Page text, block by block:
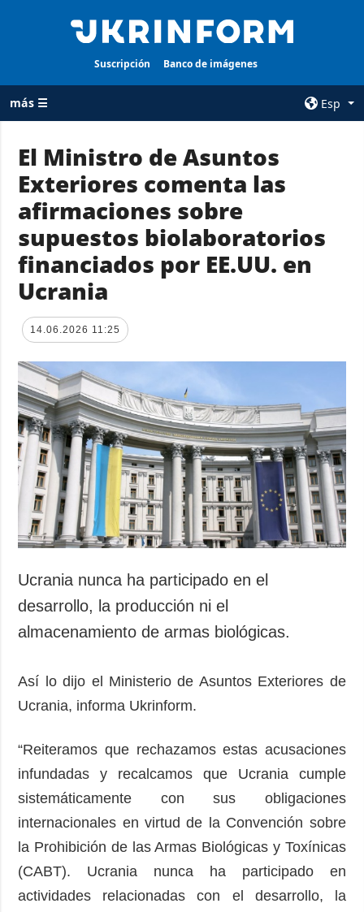
Suscripción Banco de imágenes
más ☰
Esp
TODAS LAS
CATEGORÍAS
Guerra
Reconstrucción
de Ucrania
Política
Economía
Defensa
Sociedad y
Cultura
Deportes
Crimen
Desastres y
emergencias
AGENCIA
sobre la agencia
contacto
condiciones de
suscripción
protección de
ADICIONAL
Podcasts
Publicaciones
Entrevistas
Releases
SERVICIOS
Suscripción
Banco de
imágenes
El Ministro de Asuntos
Exteriores comenta las
afirmaciones sobre
supuestos biolaboratorios
financiados por EE.UU. en
Ucrania
14.06.2026 11:25
Ucrania nunca ha participado en el
desarrollo, la producción ni el
almacenamiento de armas biológicas.
Así lo dijo el Ministerio de Asuntos Exteriores de
Ucrania, informa Ukrinform.
“Reiteramos que rechazamos estas acusaciones
infundadas y recalcamos que Ucrania cumple
sistemáticamente con sus obligaciones
internacionales en virtud de la Convención sobre
la Prohibición de las Armas Biológicas y Toxínicas
(CABT). Ucrania nunca ha participado en
actividades relacionadas con el desarrollo, la